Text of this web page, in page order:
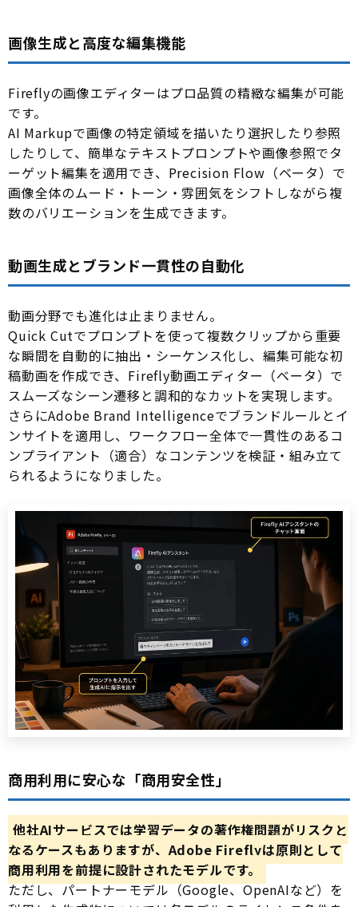
画像生成と高度な編集機能
Fireflyの画像エディターはプロ品質の精緻な編集が可能
です。
AI Markupで画像の特定領域を描いたり選択したり参照
したりして、簡単なテキストプロンプトや画像参照でタ
ーゲット編集を適用でき、Precision Flow（ベータ）で
画像全体のムード・トーン・雰囲気をシフトしながら複
数のバリエーションを生成できます。
動画生成とブランド一貫性の自動化
動画分野でも進化は止まりません。
Quick Cutでプロンプトを使って複数クリップから重要
な瞬間を自動的に抽出・シーケンス化し、編集可能な初
稿動画を作成でき、Firefly動画エディター（ベータ）で
スムーズなシーン遷移と調和的なカットを実現します。
さらにAdobe Brand Intelligenceでブランドルールとイ
ンサイトを適用し、ワークフロー全体で一貫性のあるコ
ンプライアント（適合）なコンテンツを検証・組み立て
られるようになりました。
商用利用に安心な「商用安全性」
他社AIサービスでは学習データの著作権問題がリスクと
なるケースもありますが、Adobe Fireflyは原則として
商用利用を前提に設計されたモデルです。
ただし、パートナーモデル（Google、OpenAIなど）を